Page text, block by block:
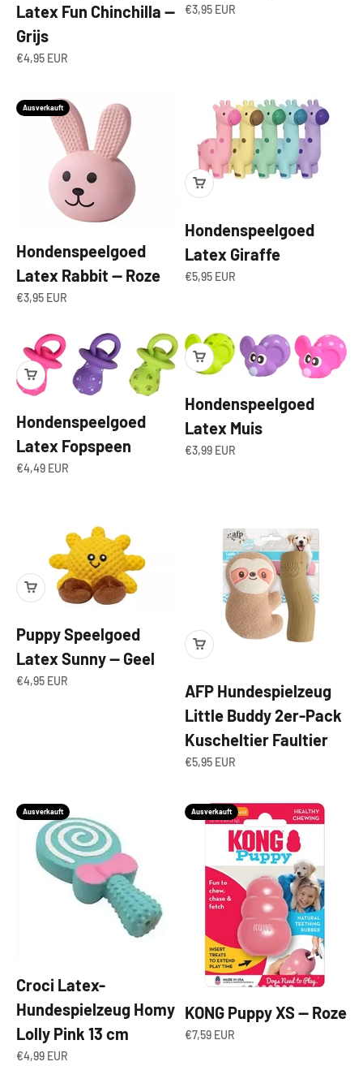
Latex Fun Chinchilla —
Grijs
Angebot
€4,95 EUR
Angebot
€3,95 EUR
Ausverkauft
Hondenspeelgoed
Latex Rabbit — Roze
Angebot
€3,95 EUR
Hondenspeelgoed
Latex Giraffe
Angebot
€5,95 EUR
Hondenspeelgoed
Latex Fopspeen
Angebot
€4,49 EUR
Hondenspeelgoed
Latex Muis
Angebot
€3,99 EUR
Puppy Speelgoed
Latex Sunny — Geel
Angebot
€4,95 EUR
AFP Hundespielzeug
Little Buddy 2er-Pack
Kuscheltier Faultier
Angebot
€5,95 EUR
Ausverkauft
Croci Latex-
Hundespielzeug Homy
Lolly Pink 13 cm
Angebot
€4,99 EUR
Ausverkauft
KONG Puppy XS — Roze
Angebot
€7,59 EUR